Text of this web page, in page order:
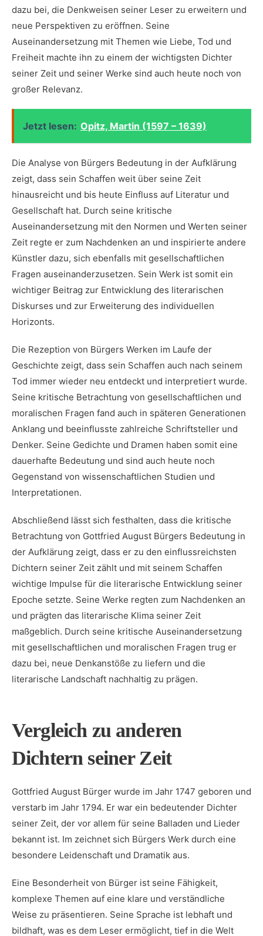
dazu bei, die Denkweisen seiner Leser​ zu erweitern und
neue Perspektiven zu eröffnen. Seine
Auseinandersetzung mit⁢ Themen wie Liebe, Tod und
‍Freiheit machte ihn zu einem⁢ der ⁣wichtigsten Dichter
‍seiner⁣ Zeit und seiner Werke sind auch heute noch von
großer Relevanz.
Jetzt lesen: Opitz, Martin (1597 – 1639)
Die Analyse von Bürgers ‍Bedeutung in der⁣ Aufklärung
zeigt,⁤ dass sein Schaffen weit über seine Zeit
hinausreicht‌ und bis heute Einfluss auf Literatur und
Gesellschaft hat. ‍Durch seine kritische
Auseinandersetzung⁤ mit den Normen und Werten seiner
Zeit regte er ⁤zum Nachdenken⁣ an und inspirierte‌ andere
Künstler dazu,⁢ sich ebenfalls mit gesellschaftlichen
Fragen auseinanderzusetzen. Sein Werk ist ⁣somit ein
wichtiger Beitrag zur Entwicklung des literarischen
Diskurses und zur​ Erweiterung des individuellen
Horizonts.
Die Rezeption von Bürgers Werken⁢ im Laufe der
Geschichte zeigt, dass sein Schaffen auch nach seinem
Tod immer wieder neu entdeckt und interpretiert wurde.
Seine kritische Betrachtung ⁤von gesellschaftlichen​ und
moralischen Fragen fand auch in späteren Generationen
Anklang​ und beeinflusste zahlreiche Schriftsteller und⁢
Denker. Seine Gedichte und ‍Dramen haben somit ⁣eine
dauerhafte Bedeutung ⁤und sind auch heute noch
Gegenstand von ‌wissenschaftlichen Studien und⁢
Interpretationen.
Abschließend lässt ⁣sich festhalten, dass⁤ die kritische
Betrachtung von Gottfried August Bürgers Bedeutung ⁢in
der ‌Aufklärung zeigt, dass er zu den einflussreichsten
Dichtern‌ seiner Zeit zählt und mit seinem Schaffen
wichtige⁣ Impulse für die literarische Entwicklung seiner
Epoche setzte. Seine Werke regten zum Nachdenken an
und prägten das literarische Klima seiner Zeit
maßgeblich. Durch seine kritische ⁢Auseinandersetzung‍
mit gesellschaftlichen und moralischen Fragen⁢ trug er
dazu bei,​ neue Denkanstöße ​zu liefern und ⁣die
literarische Landschaft nachhaltig zu⁢ prägen.
Vergleich zu anderen
Dichtern seiner Zeit
Gottfried August Bürger wurde im Jahr 1747 geboren und
verstarb im ​Jahr⁢ 1794. Er war ein‌ bedeutender Dichter
seiner Zeit,‌ der vor allem für seine Balladen​ und Lieder
bekannt ‍ist. Im zeichnet sich Bürgers Werk durch⁤ eine
besondere Leidenschaft und Dramatik aus.
Eine Besonderheit⁢ von Bürger ist seine Fähigkeit,
komplexe Themen auf eine ⁢klare und⁣ verständliche
Weise zu präsentieren. Seine Sprache ist lebhaft⁤ und
bildhaft, was es dem ‌Leser ermöglicht, tief in die Welt